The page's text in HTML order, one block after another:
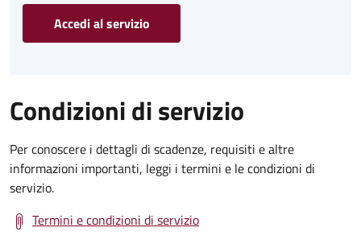
Accedi al servizio
Condizioni di servizio
Per conoscere i dettagli di scadenze, requisiti e altre
informazioni importanti, leggi i termini e le condizioni di
servizio.
Termini e condizioni di servizio